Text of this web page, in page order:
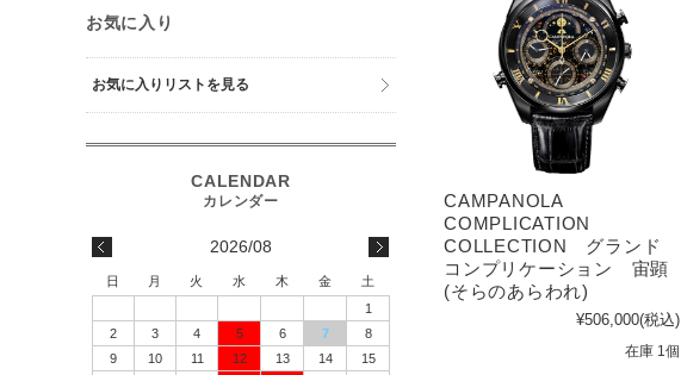
CAMPANOLA
COMPLICATION
COLLECTION グランド
コンプリケーション 宙顕
(そらのあらわれ)
¥506,000(税込)
在庫 1個
お気に入り
お気に入りリストを見る
2026/08
日 月 火 水 木 金
土
1
2
3 4 5 6 7
8
9
10 11 12 13 14
15